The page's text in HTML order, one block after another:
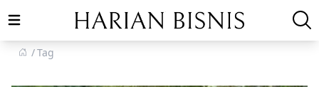
Open main menu
Tag